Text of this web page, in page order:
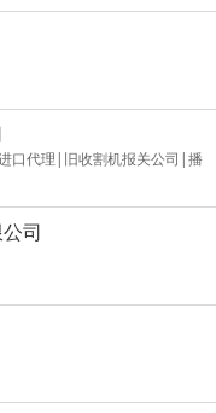
口代理|旧收割机报关公司|播
司